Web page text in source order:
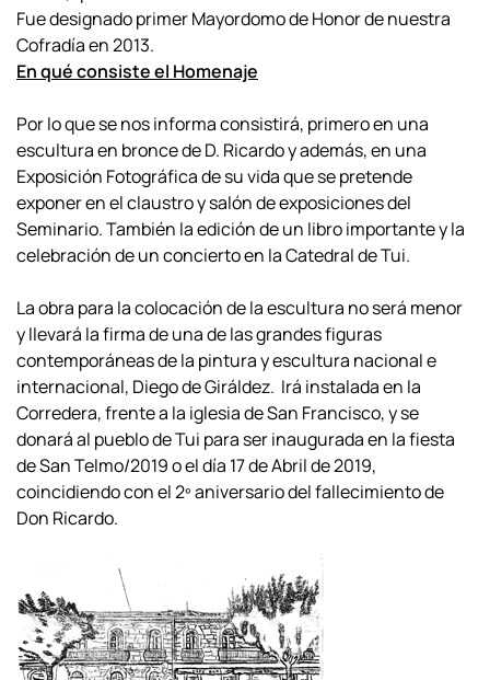
Fue designado primer Mayordomo de Honor de nuestra
Cofradía en 2013.
En qué consiste el Homenaje
Por lo que se nos informa consistirá, primero en una
escultura en bronce de D. Ricardo y además, en una
Exposición Fotográfica de su vida que se pretende
exponer en el claustro y salón de exposiciones del
Seminario. También la edición de un libro importante y la
celebración de un concierto en la Catedral de Tui.
La obra para la colocación de la escultura no será menor
y llevará la firma de una de las grandes figuras
contemporáneas de la pintura y escultura nacional e
internacional, Diego de Giráldez. Irá instalada en la
Corredera, frente a la iglesia de San Francisco, y se
donará al pueblo de Tui para ser inaugurada en la fiesta
de San Telmo/2019 o el día 17 de Abril de 2019,
coincidiendo con el 2º aniversario del fallecimiento de
Don Ricardo.